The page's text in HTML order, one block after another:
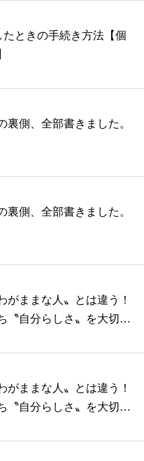
たときの手続き方法【個
裏側、全部書きました。
裏側、全部書きました。
がままな人〟とは違う！
〝自分らしさ〟を大切
がままな人〟とは違う！
〝自分らしさ〟を大切